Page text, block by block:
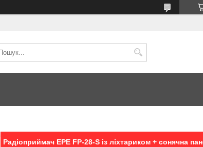
Радіоприймач EPE FP-28-S із ліхтариком + сонячна